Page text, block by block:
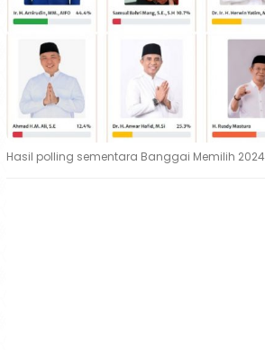
Hasil polling sementara Banggai Memilih 2024